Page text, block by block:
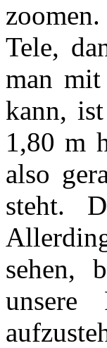
Tele,
man
kann,
1,80 m
also
steht.
sehen,
unsere